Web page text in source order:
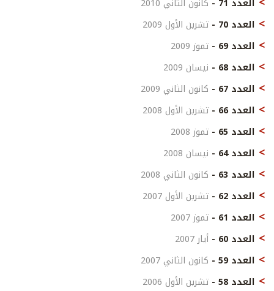
العدد 70 -
تشرين الأول 2009
العدد 69 -
تموز 2009
العدد 68 -
نيسان 2009
العدد 67 -
كانون الثاني 2009
العدد 66 -
تشرين الأول 2008
العدد 65 -
تموز 2008
العدد 64 -
نيسان 2008
العدد 63 -
كانون الثاني 2008
العدد 62 -
تشرين الأول 2007
العدد 61 -
تموز 2007
العدد 60 -
أيار 2007
العدد 59 -
كانون الثاني 2007
العدد 58 -
تشرين الأول 2006